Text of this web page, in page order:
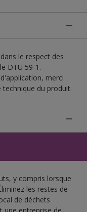
le respect des
DTU 59-1.
merci
du produit.
y compris lorsque
les restes de
de déchets